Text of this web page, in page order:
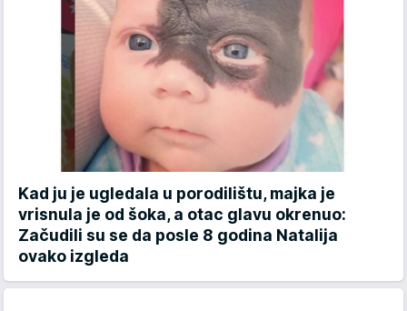
Kad ju je ugledala u porodilištu, majka je
vrisnula je od šoka, a otac glavu okrenuo:
Začudili su se da posle 8 godina Natalija
ovako izgleda